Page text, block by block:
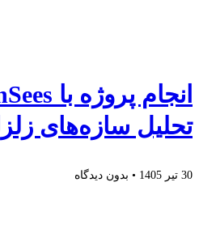
تحلیل سازه‌های
30 تیر 1405 بدون دیدگاه